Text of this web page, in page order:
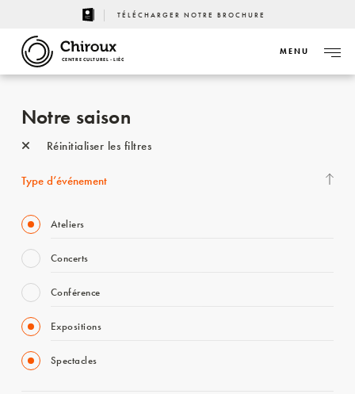
TÉLÉCHARGER NOTRE BROCHURE
CENTRE CULTUREL - LIÈGE
MENU
Notre saison
Réinitialiser les filtres
Type d’événement
Ateliers
Concerts
Conférence
Expositions
Spectacles